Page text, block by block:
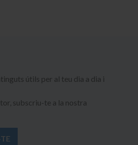
útils per al teu dia a dia i
subscriu-te a la nostra